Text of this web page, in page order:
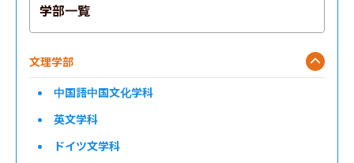
学部一覧
文理学部
中国語中国文化学科
英文学科
ドイツ文学科